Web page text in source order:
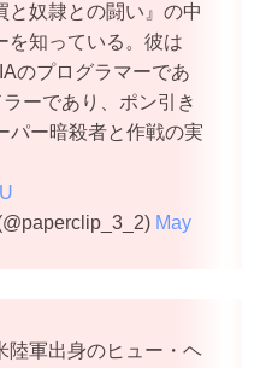
と奴隷との闘い』の中
を知っている。彼は
のプログラマーであ
ーであり、ポン引き
パー暗殺者と作戦の実
May
陸軍出身のヒュー・ヘ